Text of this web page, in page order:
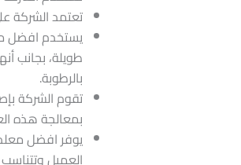
تعتمد الشركة
يستخدم افضل
طويلة، بجانب
بالرطوبة.
تقوم الشركة
بمعالجة هذه
يوفر افضل
العميل